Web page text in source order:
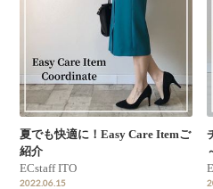
夏でも快適に！Easy Care Itemご
紹介
ECstaff ITO
2022.06.15